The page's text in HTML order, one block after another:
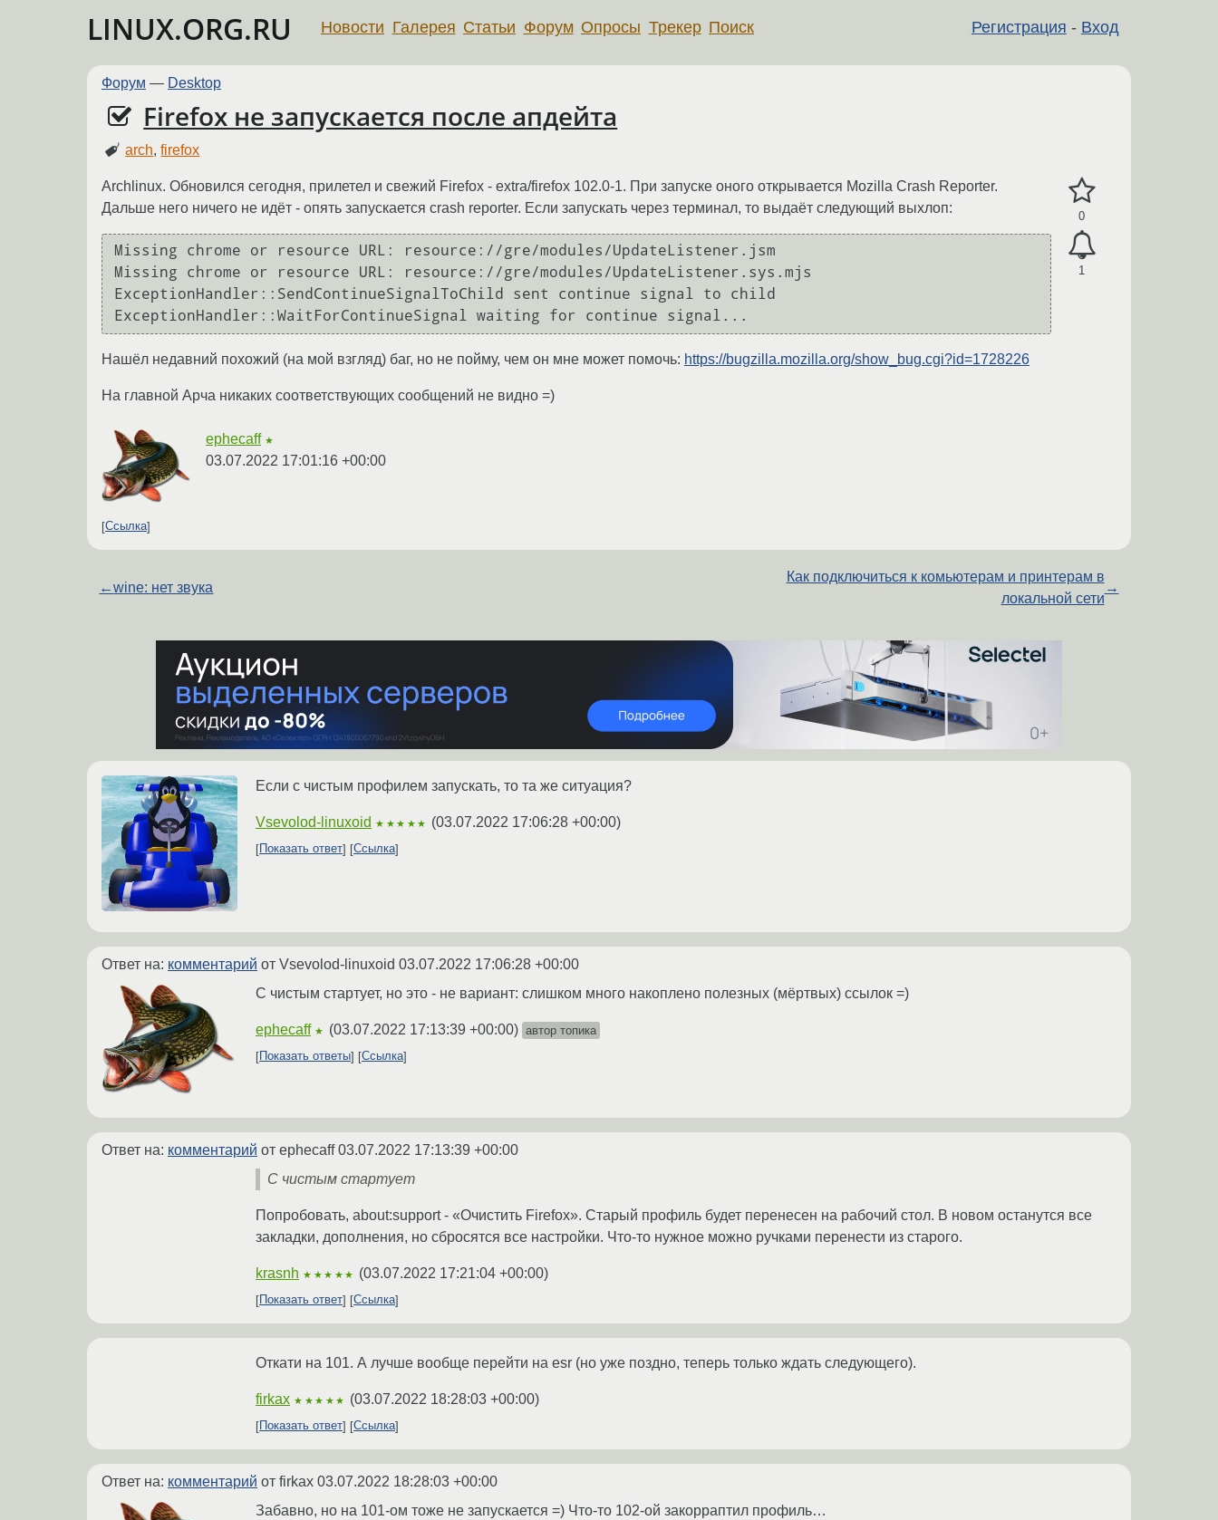
LINUX.ORG.RU Регистрация - Вход
Новости Галерея Статьи Форум Опросы Трекер Поиск
Форум — Desktop
Firefox не запускается после апдейта
arch,firefox
0
1
Archlinux. Обновился сегодня, прилетел и свежий Firefox - extra/firefox 102.0-1. При запуске оного открывается Mozilla Crash Reporter.
Дальше него ничего не идёт - опять запускается crash reporter. Если запускать через терминал, то выдаёт следующий выхлоп:
Missing chrome or resource URL: resource://gre/modules/UpdateListener.jsm
Missing chrome or resource URL: resource://gre/modules/UpdateListener.sys.mjs
ExceptionHandler::SendContinueSignalToChild sent continue signal to child
Нашёл недавний похожий (на мой взгляд) баг, но не пойму, чем он мне может помочь: https://bugzilla.mozilla.org/show_bug.cgi?id=1728226
На главной Арча никаких соответствующих сообщений не видно =)
ephecaff ★
03.07.2022 17:01:16 +00:00
Ссылка
←wine: нет звука
Как подключиться к комьютерам и принтерам в
локальной сети
→
Если с чистым профилем запускать, то та же ситуация?
Vsevolod-linuxoid ★★★★★ (03.07.2022 17:06:28 +00:00)
Показать ответ Ссылка
Ответ на: комментарий от Vsevolod-linuxoid 03.07.2022 17:06:28 +00:00
С чистым стартует, но это - не вариант: слишком много накоплено полезных (мёртвых) ссылок =)
ephecaff ★ (03.07.2022 17:13:39 +00:00) автор топика
Показать ответы
Ссылка
Ответ на: комментарий от ephecaff03.07.2022 17:13:39 +00:00
С чистым стартует
Попробовать, about:support - «Очистить Firefox». Старый профиль будет перенесен на рабочий стол. В новом останутся все
закладки, дополнения, но сбросятся все настройки. Что-то нужное можно ручками перенести из старого.
krasnh ★★★★★ (03.07.2022 17:21:04 +00:00)
Показать ответ Ссылка
Откати на 101. А лучше вообще перейти на esr (но уже поздно, теперь только ждать следующего).
firkax ★★★★★ (03.07.2022 18:28:03 +00:00)
Показать ответ Ссылка
Ответ на: комментарий от firkax 03.07.2022 18:28:03 +00:00
Забавно, но на 101-ом тоже не запускается =) Что-то 102-ой закорраптил профиль…